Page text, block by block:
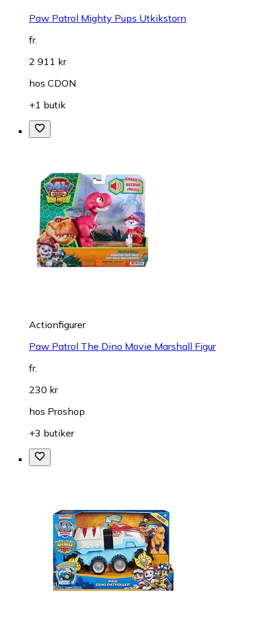
Paw Patrol Mighty Pups Utkikstorn
fr.
2 911 kr
hos CDON
+1 butik
Actionfigurer
Paw Patrol The Dino Movie Marshall Figur
fr.
230 kr
hos Proshop
+3 butiker